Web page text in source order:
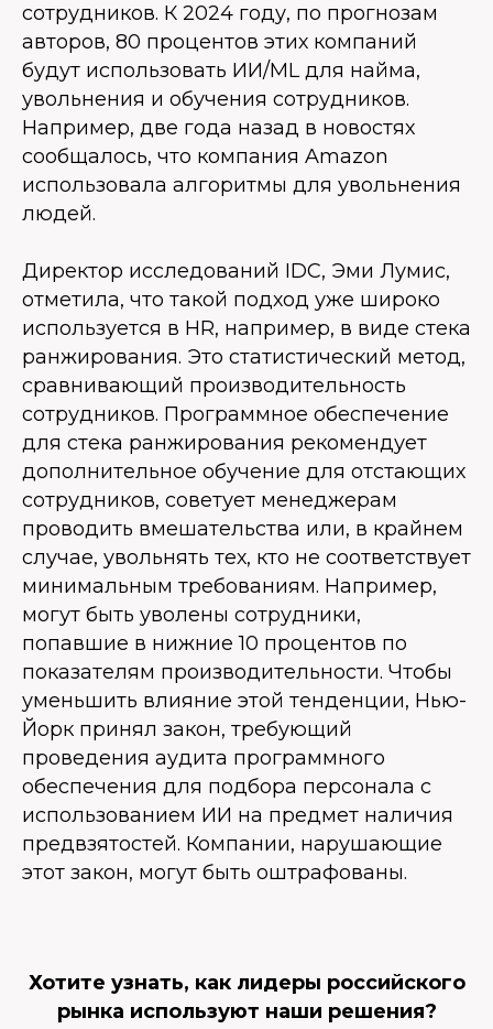
сотрудников. К 2024 году, по прогнозам
авторов, 80 процентов этих компаний
будут использовать ИИ/ML для найма,
увольнения и обучения сотрудников.
Например, две года назад в новостях
сообщалось, что компания Amazon
использовала алгоритмы для увольнения
людей.
Директор исследований IDC, Эми Лумис,
отметила, что такой подход уже широко
используется в HR, например, в виде стека
ранжирования. Это статистический метод,
сравнивающий производительность
сотрудников. Программное обеспечение
для стека ранжирования рекомендует
дополнительное обучение для отстающих
сотрудников, советует менеджерам
проводить вмешательства или, в крайнем
случае, увольнять тех, кто не соответствует
минимальным требованиям. Например,
могут быть уволены сотрудники,
попавшие в нижние 10 процентов по
показателям производительности. Чтобы
уменьшить влияние этой тенденции, Нью-
Йорк принял закон, требующий
проведения аудита программного
обеспечения для подбора персонала с
использованием ИИ на предмет наличия
предвзятостей. Компании, нарушающие
этот закон, могут быть оштрафованы.
Хотите узнать, как лидеры российского
рынка используют наши решения?